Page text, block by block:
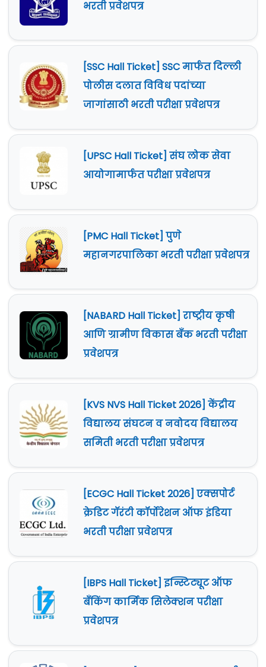
भरती प्रवेशपत्र
[SSC Hall Ticket] SSC मार्फत दिल्ली
पोलीस दलात विविध पदांच्या
जागांसाठी भरती परीक्षा प्रवेशपत्र
[UPSC Hall Ticket] संघ लोक सेवा
आयोगामार्फत परीक्षा प्रवेशपत्र
[PMC Hall Ticket] पुणे
महानगरपालिका भरती परीक्षा प्रवेशपत्र
[NABARD Hall Ticket] राष्ट्रीय कृषी
आणि ग्रामीण विकास बँक भरती परीक्षा
प्रवेशपत्र
[KVS NVS Hall Ticket 2026] केंद्रीय
विद्यालय संघटन व नवोदय विद्यालय
समिती भरती परीक्षा प्रवेशपत्र
[ECGC Hall Ticket 2026] एक्सपोर्ट
क्रेडिट गॅरंटी कॉर्पोरेशन ऑफ इंडिया
भरती परीक्षा प्रवेशपत्र
[IBPS Hall Ticket] इन्स्टिट्यूट ऑफ
बँकिंग कार्मिक सिलेक्शन परीक्षा
प्रवेशपत्र